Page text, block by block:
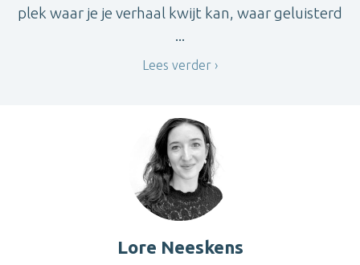
plek waar je je verhaal kwijt kan, waar geluisterd
...
Lees verder
Lore Neeskens